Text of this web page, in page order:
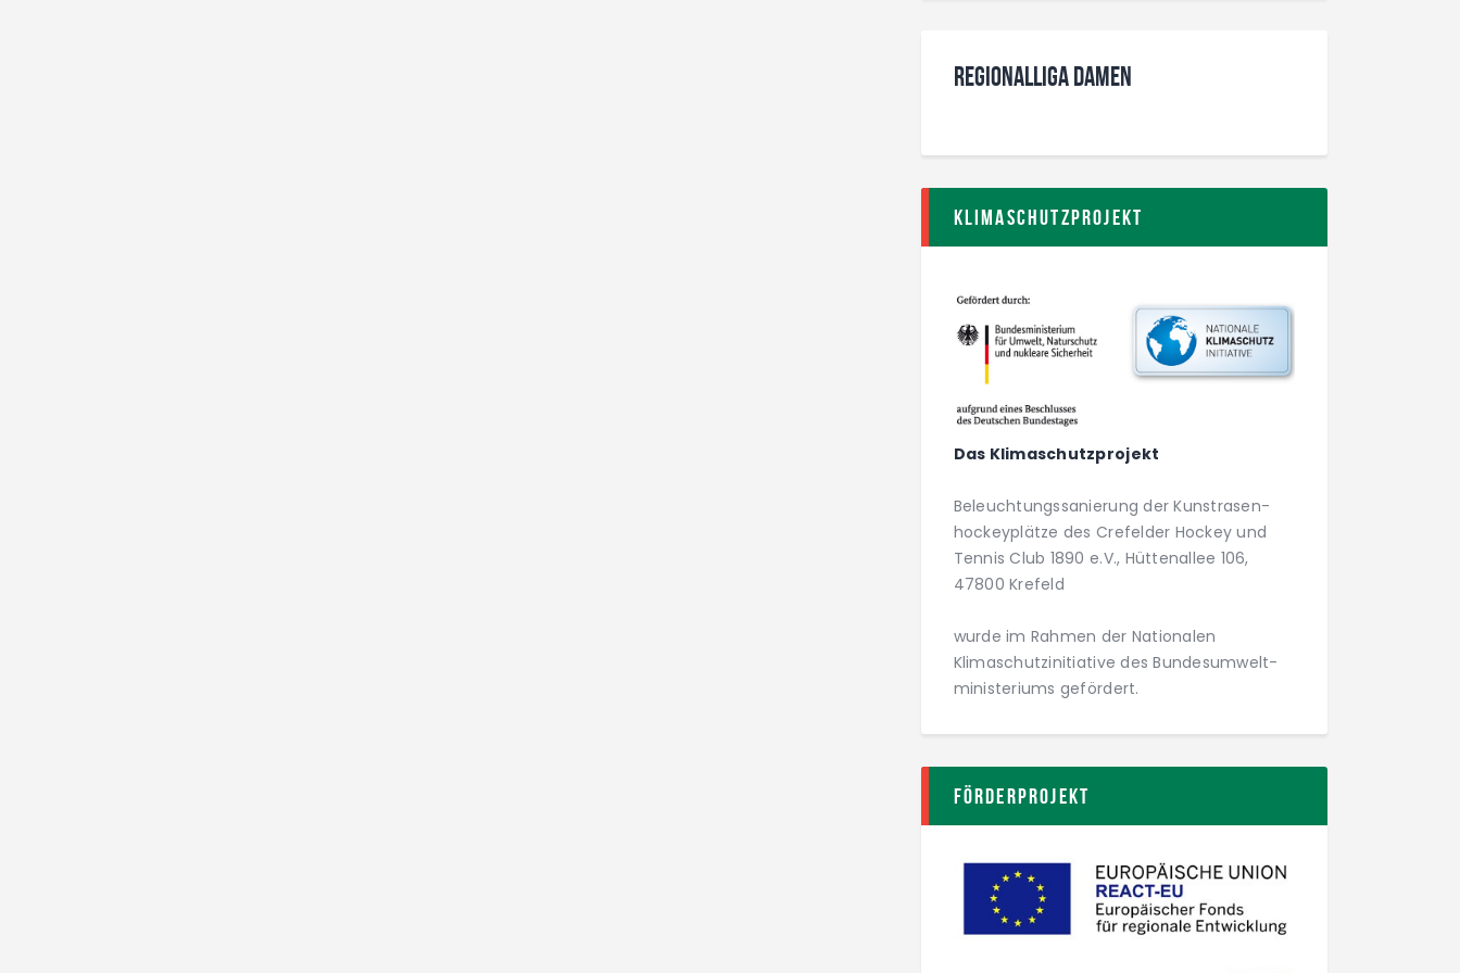
Regionalliga Damen
Klimaschutzprojekt
Das Klimaschutzprojekt
Beleuchtungs­­sanierung der Kunstrasen­­
hockey­plätze des Crefelder Hockey und
Tennis Club 1890 e.V., Hüttenallee 106,
47800 Krefeld
wurde im Rahmen der Nationalen
Klimaschutz­initiative des Bundesumwelt­
ministeriums gefördert.
Förderprojekt